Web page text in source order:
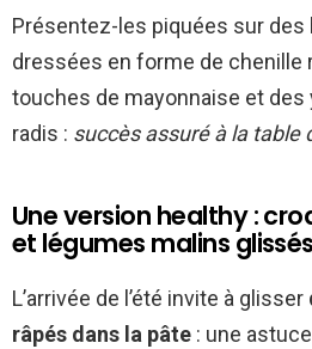
Présentez-les piquées sur des
dressées en forme de chenille
touches de mayonnaise et des
radis : succès assuré à la table
Une version healthy :
et légumes malins
L’arrivée de l’été invite à glisser
râpés dans la pâte : une